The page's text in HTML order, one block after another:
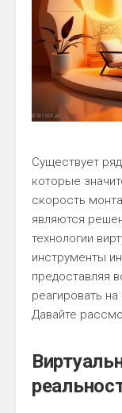
Существует
которые
скорость
являются
технологии
инструменты
предоставляя
реагировать
Давайте